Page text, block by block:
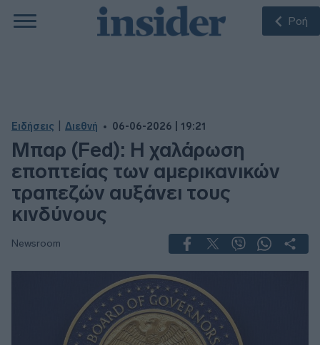
Ροή
Ειδήσεις Διεθνή 06-06-2026 | 19:21
Μπαρ (Fed): Η χαλάρωση
εποπτείας των αμερικανικών
τραπεζών αυξάνει τους
κινδύνους
Newsroom